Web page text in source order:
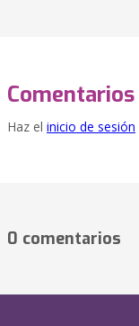
Comentarios
Haz el inicio de sesión
0 comentarios